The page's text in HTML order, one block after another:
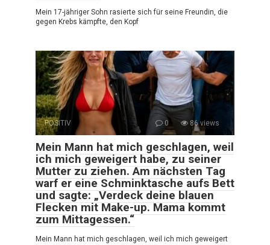
Mein 17-jähriger Sohn rasierte sich für seine Freundin, die
gegen Krebs kämpfte, den Kopf
POSITIV 0 86 views
Mein Mann hat mich geschlagen, weil
ich mich geweigert habe, zu seiner
Mutter zu ziehen. Am nächsten Tag
warf er eine Schminktasche aufs Bett
und sagte: „Verdeck deine blauen
Flecken mit Make-up. Mama kommt
zum Mittagessen.“
Mein Mann hat mich geschlagen, weil ich mich geweigert